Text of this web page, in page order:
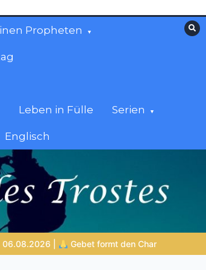
Propheten
Leben in Fülle Serien
Englisch
Leben mit Gott NOCH WACH? | 05.08.2026